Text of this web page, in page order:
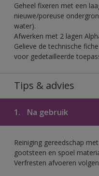
Geheel fixeren met een
nieuwe/poreuse
water).
Afwerken met 2 lagen
Gelieve de technische
voor gedetailleerde
Tips & advies
1. Na gebruik
Reiniging gereedschap
gootsteen en spoel
Verfresten afvoeren